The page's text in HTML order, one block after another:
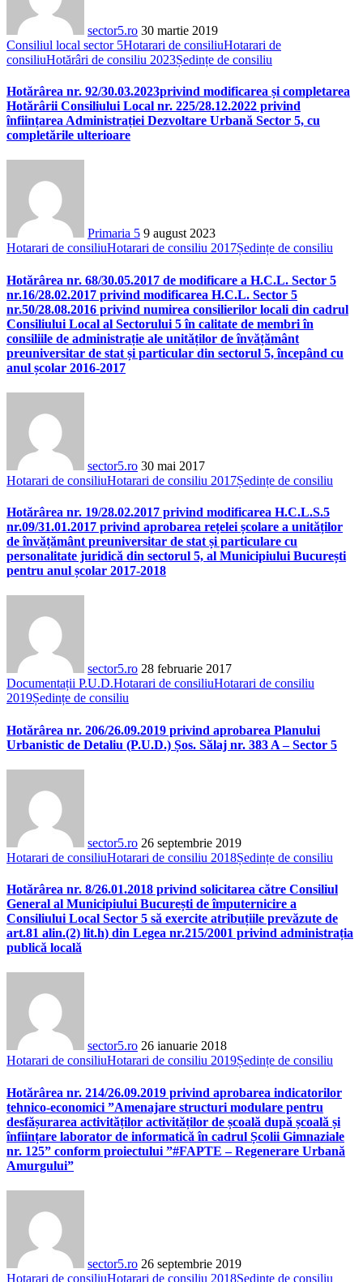
sector5.ro 30 martie 2019
Consiliul local sector 5Hotarari de consiliuHotarari de
consiliuHotărâri de consiliu 2023Ședințe de consiliu
Hotărârea nr. 92/30.03.2023privind modificarea și completarea
Hotărârii Consiliului Local nr. 225/28.12.2022 privind
înființarea Administrației Dezvoltare Urbană Sector 5, cu
completările ulterioare
Primaria 5 9 august 2023
Hotarari de consiliuHotarari de consiliu 2017Ședințe de consiliu
Hotărârea nr. 68/30.05.2017 de modificare a H.C.L. Sector 5
nr.16/28.02.2017 privind modificarea H.C.L. Sector 5
nr.50/28.08.2016 privind numirea consilierilor locali din cadrul
Consiliului Local al Sectorului 5 în calitate de membri în
consiliile de administrație ale unităților de învățământ
preuniversitar de stat și particular din sectorul 5, începând cu
anul școlar 2016-2017
sector5.ro 30 mai 2017
Hotarari de consiliuHotarari de consiliu 2017Ședințe de consiliu
Hotărârea nr. 19/28.02.2017 privind modificarea H.C.L.S.5
nr.09/31.01.2017 privind aprobarea rețelei școlare a unităților
de învățământ preuniversitar de stat și particulare cu
personalitate juridică din sectorul 5, al Municipiului București
pentru anul școlar 2017-2018
sector5.ro 28 februarie 2017
Documentații P.U.D.Hotarari de consiliuHotarari de consiliu
2019Ședințe de consiliu
Hotărârea nr. 206/26.09.2019 privind aprobarea Planului
Urbanistic de Detaliu (P.U.D.) Șos. Sălaj nr. 383 A – Sector 5
sector5.ro 26 septembrie 2019
Hotarari de consiliuHotarari de consiliu 2018Ședințe de consiliu
Hotărârea nr. 8/26.01.2018 privind solicitarea către Consiliul
General al Municipiului București de împuternicire a
Consiliului Local Sector 5 să exercite atribuțiile prevăzute de
art.81 alin.(2) lit.h) din Legea nr.215/2001 privind administrația
publică locală
sector5.ro 26 ianuarie 2018
Hotarari de consiliuHotarari de consiliu 2019Ședințe de consiliu
Hotărârea nr. 214/26.09.2019 privind aprobarea indicatorilor
tehnico-economici ”Amenajare structuri modulare pentru
desfășurarea activităților activităților de școală după școală și
înființare laborator de informatică în cadrul Școlii Gimnaziale
nr. 125” conform proiectului ”#FAPTE – Regenerare Urbană
Amurgului”
sector5.ro 26 septembrie 2019
Hotarari de consiliuHotarari de consiliu 2018Ședințe de consiliu